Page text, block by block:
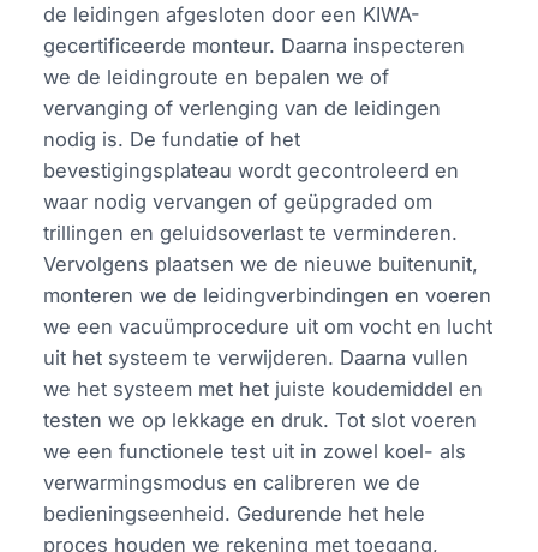
de leidingen afgesloten door een KIWA-
gecertificeerde monteur. Daarna inspecteren
we de leidingroute en bepalen we of
vervanging of verlenging van de leidingen
nodig is. De fundatie of het
bevestigingsplateau wordt gecontroleerd en
waar nodig vervangen of geüpgraded om
trillingen en geluidsoverlast te verminderen.
Vervolgens plaatsen we de nieuwe buitenunit,
monteren we de leidingverbindingen en voeren
we een vacuümprocedure uit om vocht en lucht
uit het systeem te verwijderen. Daarna vullen
we het systeem met het juiste koudemiddel en
testen we op lekkage en druk. Tot slot voeren
we een functionele test uit in zowel koel- als
verwarmingsmodus en calibreren we de
bedieningseenheid. Gedurende het hele
proces houden we rekening met toegang,